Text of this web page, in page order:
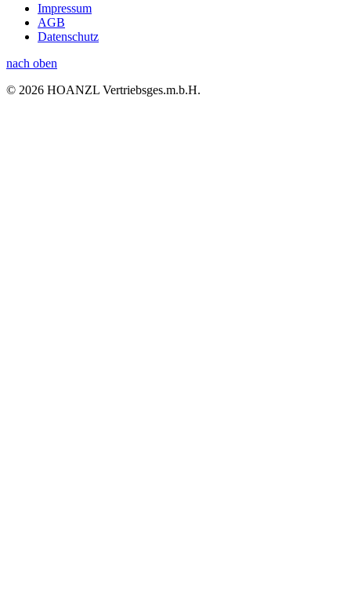
Impressum
AGB
Datenschutz
nach oben
© 2026 HOANZL Vertriebsges.m.b.H.